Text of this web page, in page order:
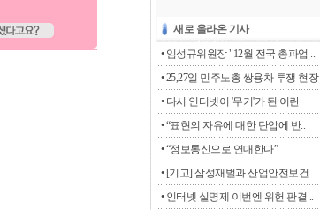
새로 올라온 기사
• 임성규위원장 "12월 전국 총파업 ..
• 25,27일 민주노총 쌍용차 투쟁 현장
• 다시 인터넷이 '무기'가 된 이란
• “표현의 자유에 대한 탄압에 반..
• “정보통신으로 연대한다”
• [기고] 삼성재벌과 산업안전보건..
• 인터넷 실명제 이번엔 위헌 판결 ..